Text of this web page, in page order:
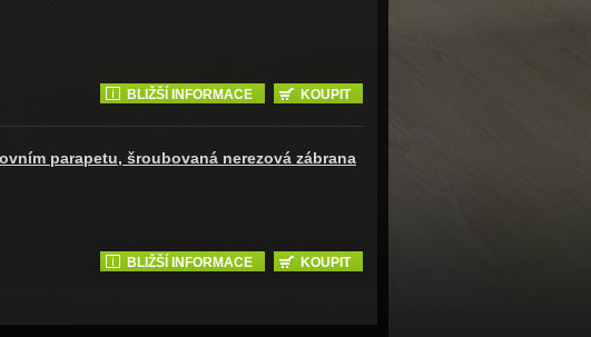
BLIŽŠÍ INFORMACE KOUPIT
parapetu, šroubovaná nerezová zábrana
BLIŽŠÍ INFORMACE KOUPIT